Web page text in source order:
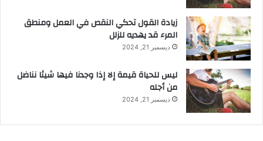
زيادة القول تحكي النقص في العمل ومنطق
المرء قد يهديه للزلل
ديسمبر 21, 2024
ليس للحياة قيمة إلا إذا وجدنا فيها شيئا نناضل
من أجله
ديسمبر 21, 2024